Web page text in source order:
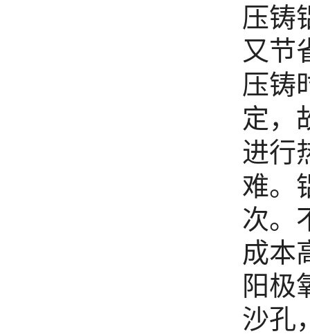
压铸
又节
压铸
定，
进行
难。
次。
成本
阳极
沙孔